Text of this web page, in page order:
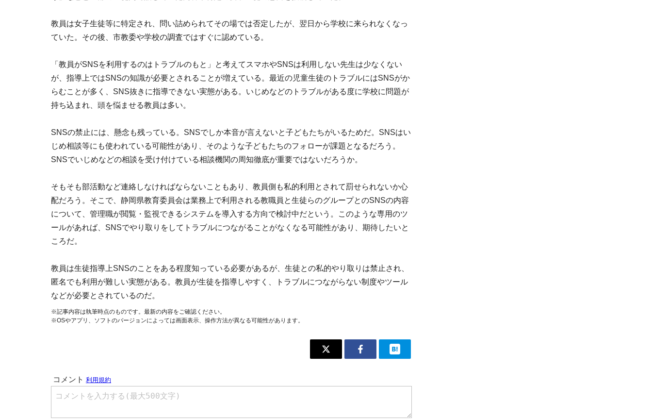
教員は女子生徒等に特定され、問い詰められてその場では否定したが、翌日から学校に来られなくなっ
ていた。その後、市教委や学校の調査ではすぐに認めている。
「教員がSNSを利用するのはトラブルのもと」と考えてスマホやSNSは利用しない先生は少なくない
が、指導上ではSNSの知識が必要とされることが増えている。最近の児童生徒のトラブルにはSNSがか
らむことが多く、SNS抜きに指導できない実態がある。いじめなどのトラブルがある度に学校に問題が
持ち込まれ、頭を悩ませる教員は多い。
SNSの禁止には、懸念も残っている。SNSでしか本音が言えないと子どもたちがいるためだ。SNSはい
じめ相談等にも使われている可能性があり、そのような子どもたちのフォローが課題となるだろう。
SNSでいじめなどの相談を受け付けている相談機関の周知徹底が重要ではないだろうか。
そもそも部活動など連絡しなければならないこともあり、教員側も私的利用とされて罰せられないか心
配だろう。そこで、静岡県教育委員会は業務上で利用される教職員と生徒らのグループとのSNSの内容
について、管理職が閲覧・監視できるシステムを導入する方向で検討中だという。このような専用のツ
ールがあれば、SNSでやり取りをしてトラブルにつながることがなくなる可能性があり、期待したいと
ころだ。
教員は生徒指導上SNSのことをある程度知っている必要があるが、生徒との私的やり取りは禁止され、
匿名でも利用が難しい実態がある。教員が生徒を指導しやすく、トラブルにつながらない制度やツール
などが必要とされているのだ。
※記事内容は執筆時点のものです。最新の内容をご確認ください。
※OSやアプリ、ソフトのバージョンによっては画面表示、操作方法が異なる可能性があります。